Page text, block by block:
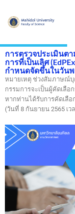
การตรวจประเมินต
การที่เป็นเลิศ
กำหนดจัดขึ้นในวันพ
หมายเหตุ ช่วงสัมภาษณ์
กรรมการจะเป็นผู้คัดเลื
หากท่านได้รับการคัดเลือ
(วันที่ 8 กันยายน 2565 เว